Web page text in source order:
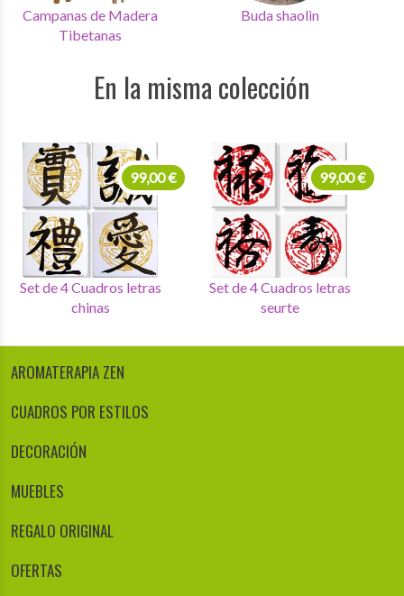
Campanas de Madera
Tibetanas
Buda shaolin
En la misma colección
Set de 4 Cuadros letras
chinas
99,00 €
Set de 4 Cuadros letras
seurte
99,00 €
AROMATERAPIA ZEN
CUADROS POR ESTILOS
DECORACIÓN
MUEBLES
REGALO ORIGINAL
OFERTAS